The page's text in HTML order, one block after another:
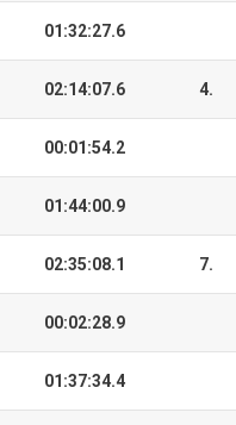
01:32:27.6
02:14:07.6 4.
00:01:54.2
01:44:00.9
02:35:08.1 7.
00:02:28.9
01:37:34.4